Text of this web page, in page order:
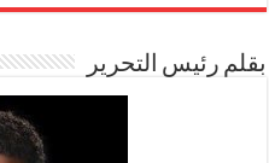
بقلم رئيس التحرير